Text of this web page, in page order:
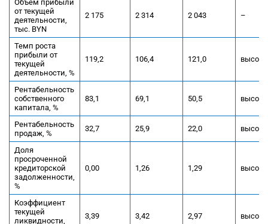
Объем прибыли
от текущей
деятельности,
тыс. BYN
2 175 2 314 2 043 –
Темп роста
прибыли от
текущей
деятельности, %
119,2 106,4 121,0
Рентабельность
собственного
капитала, %
83,1 69,1 50,5
Рентабельность
продаж, %
32,7 25,9 22,0
Доля
просроченной
кредиторской
задолженности,
%
0,00 1,26 1,29
Коэффициент
текущей
ликвидности,
3,39 3,42 2,97